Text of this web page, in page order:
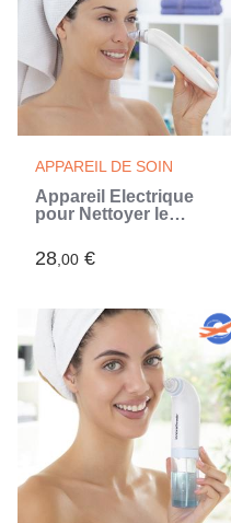
APPAREIL DE SOIN
Appareil Électrique
pour Nettoyer le
Noirs Pore·Off
InnovaGoods
28,00 €